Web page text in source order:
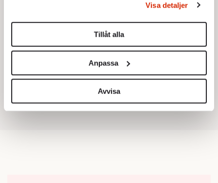
Du kan ändra eller dra tillbaka ditt samtycke när som
helst från cookie-förklaringen.
Vi använder enhetsidentifierare för att anpassa innehållet
för sociala medier och analysera vår trafik. Vi
vidarebefordrar även sådana identifierare och annan
information från din enhet till de sociala medier och
annons- och analysföretag som vi samarbetar med.
Visa detaljer
Tillåt alla
Anpassa
Avvisa